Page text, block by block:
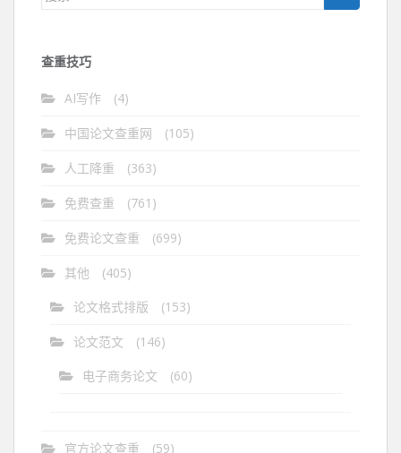
查重技巧
AI写作 (4)
中国论文查重网 (105)
人工降重 (363)
免费查重 (761)
免费论文查重 (699)
其他
(405)
论文格式排版
(153)
论文范文
(146)
电子商务论文
(60)
官方论文查重 (59)